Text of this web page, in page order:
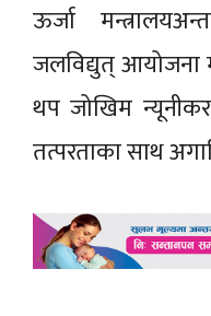
ऊर्जा
जलविद्युत् आयोजना
थप जोखिम
तत्परताका साथ